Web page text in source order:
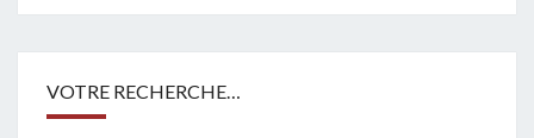
VOTRE RECHERCHE…